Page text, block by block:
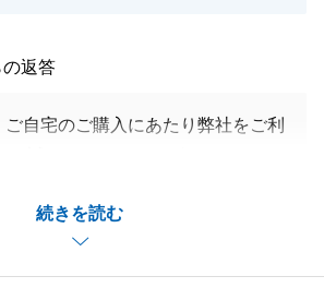
続きを読む
返答
自宅のご購入にあたり弊社をご利
完了できたのも、我々のご提案に対
判断いただけた為だと考えており